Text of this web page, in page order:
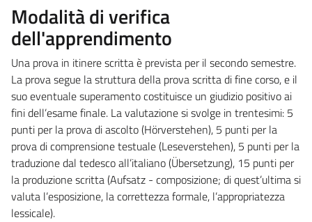
Modalità di verifica
dell'apprendimento
Una prova in itinere scritta è prevista per il secondo semestre.
La prova segue la struttura della prova scritta di fine corso, e il
suo eventuale superamento costituisce un giudizio positivo ai
fini dell’esame finale. La valutazione si svolge in trentesimi: 5
punti per la prova di ascolto (Hörverstehen), 5 punti per la
prova di comprensione testuale (Leseverstehen), 5 punti per la
traduzione dal tedesco all’italiano (Übersetzung), 15 punti per
la produzione scritta (Aufsatz - composizione; di quest’ultima si
valuta l’esposizione, la correttezza formale, l’appropriatezza
lessicale).